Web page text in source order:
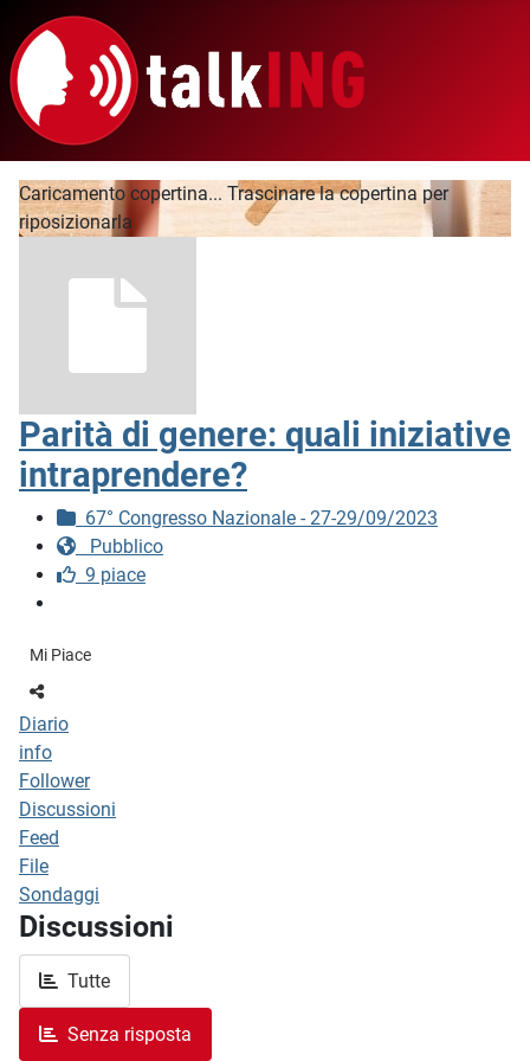
Caricamento copertina... Trascinare la copertina per
riposizionarla
Parità di genere: quali iniziative
intraprendere?
67° Congresso Nazionale - 27-29/09/2023
Pubblico
9 piace
Mi Piace
Diario
info
Follower
Discussioni
Feed
File
Sondaggi
Discussioni
Tutte
Senza risposta